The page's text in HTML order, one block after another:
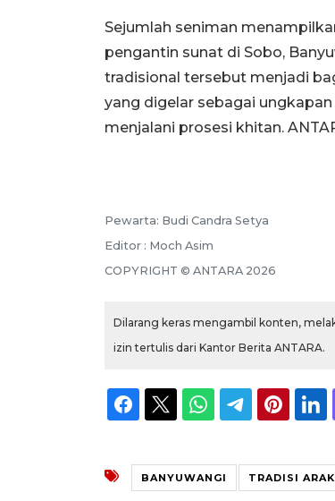
Sejumlah seniman
pengantin sunat di Sobo,
tradisional tersebut menjadi
yang digelar sebagai
menjalani prosesi khitan.
Pewarta: Budi Candra Setya
Editor : Moch Asim
COPYRIGHT © ANTARA 2026
Dilarang keras mengambil konten,
izin tertulis dari Kantor Berita ANTARA.
BANYUWANGI TRADISI